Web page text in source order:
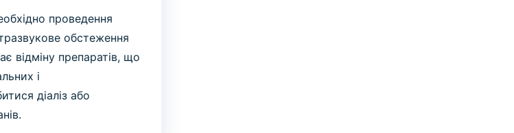
проведення
обстеження
відміну препаратів, що
і
діаліз або